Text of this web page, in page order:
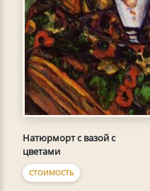
Натюрморт с вазой с
цветами
СТОИМОСТЬ